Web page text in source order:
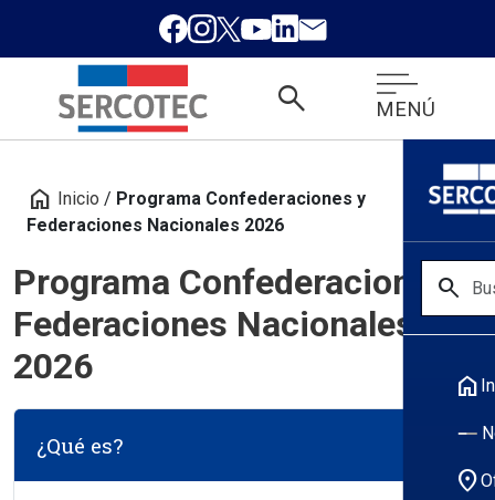
search MENÚ
search
home
location_on
home Inicio / Programa Confederaciones y
Federaciones Nacionales 2026
Programa Confederaciones y
Federaciones Nacionales
2026
¿Qué es?